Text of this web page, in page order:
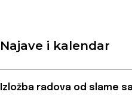
Najave i kalendar
Izložba radova od slame